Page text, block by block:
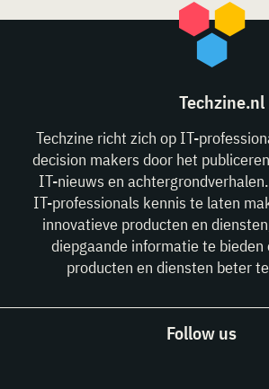
Techzine.nl
Techzine richt zich op IT-
decision makers door het
IT-nieuws en
IT-professionals kennis te laten
innovatieve producten en
diepgaande informatie te bieden
producten en diensten beter
Follow us